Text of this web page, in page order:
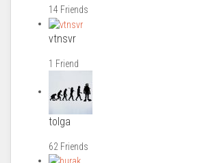
14 Friends
vtnsvr
1 Friend
tolga
62 Friends